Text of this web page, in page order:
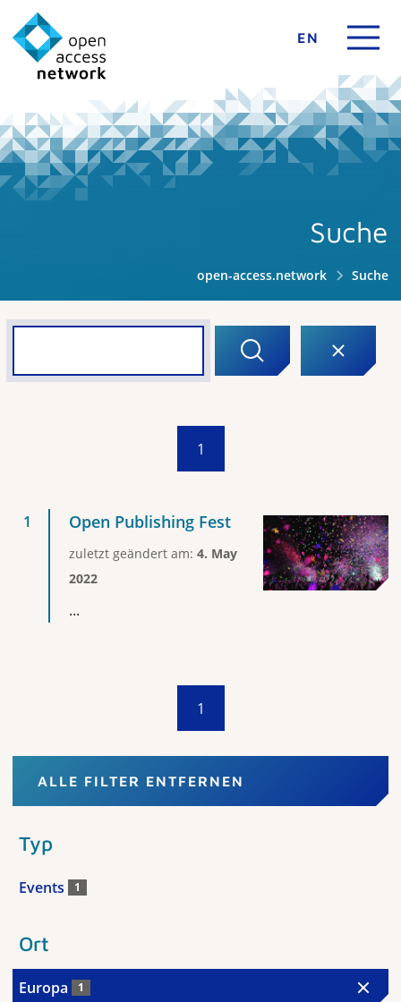
EN
Suche
open-access.network Suche
1
Open Publishing Fest
zuletzt geändert am: 4. May
2022
...
1
ALLE FILTER ENTFERNEN
Typ
Events 1
Ort
Europa 1